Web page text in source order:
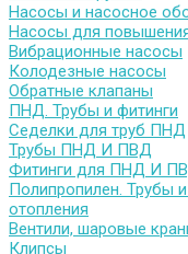
Насосы и насосное
Насосы для
Вибрационные насосы
Колодезные насосы
Обратные клапаны
ПНД. Трубы и фитинги
Седелки для труб ПНД
Трубы ПНД И ПВД
Фитинги для ПНД И
Полипропилен. Трубы
отопления
Вентили, шаровые
Клипсы